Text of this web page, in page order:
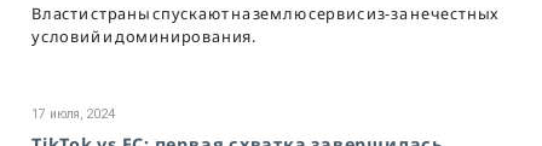
Власти страны спускают на землю сервис из-за нечестных
условий и доминирования.
17 июля, 2024